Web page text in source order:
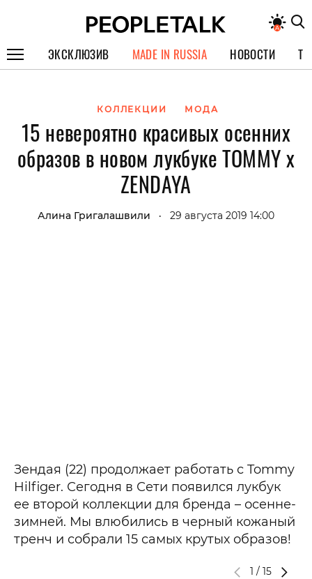
ЭКСКЛЮЗИВ
СПЕЦПРОЕКТЫ
ИНТЕРВЬЮ
ПОКОЛЕНИЕ
MADE IN RUSSIA НОВОСТИ
КОЛЛЕКЦИИ МОДА
15 невероятно красивых осенних
образов в новом лукбуке TOMMY x
ZENDAYA
Алина Григалашвили • 29 августа 2019 14:00
Зендая (22) продолжает работать с Tommy
Hilfiger. Сегодня в Сети появился лукбук
ее второй коллекции для бренда – осенне-
зимней. Мы влюбились в черный кожаный
тренч и собрали 15 самых крутых образов!
1 / 15